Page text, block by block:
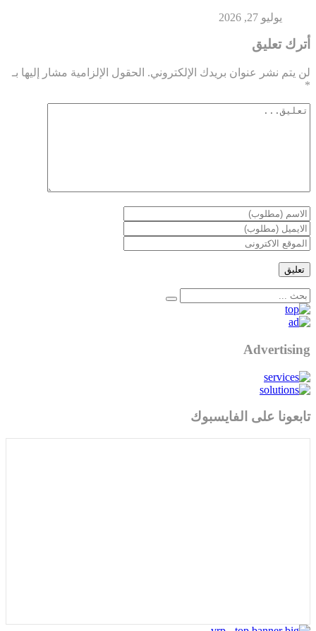
يوليو 27, 2026
أترك تعليق
لن يتم نشر عنوان بريدك الإلكتروني. الحقول الإلزامية مشار إليها بـ
*
Advertising
تابعونا على الفايسبوك